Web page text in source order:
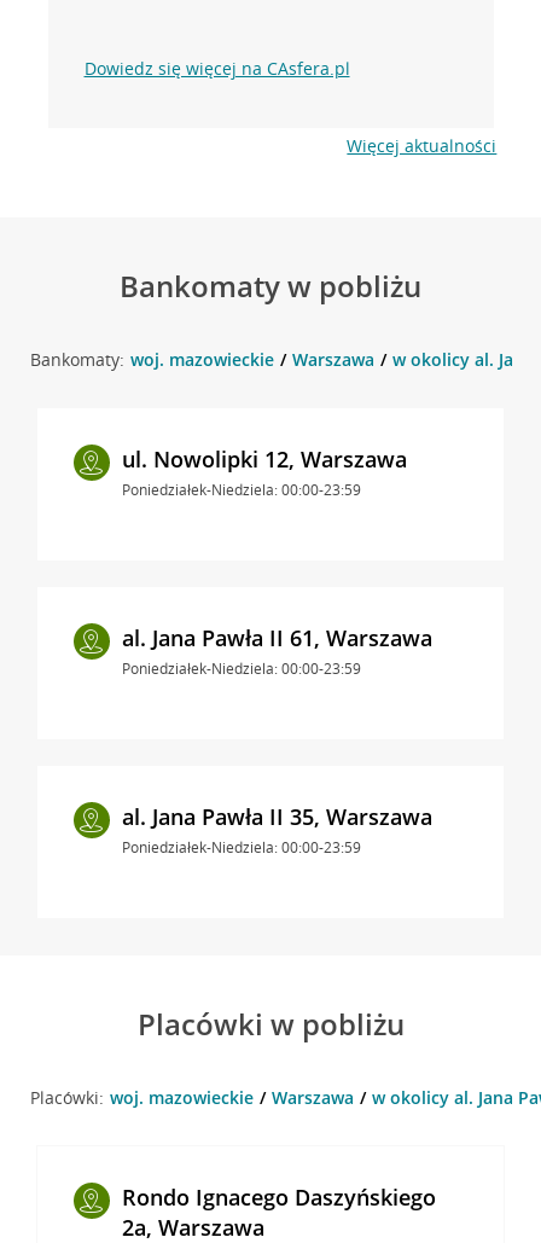
Dowiedz się więcej na CAsfera.pl
Więcej aktualności
Bankomaty w pobliżu
Bankomaty: woj. mazowieckie Warszawa w okolicy al. Jana
ul. Nowolipki 12, Warszawa
Poniedziałek-Niedziela: 00:00-23:59
al. Jana Pawła II 61, Warszawa
Poniedziałek-Niedziela: 00:00-23:59
al. Jana Pawła II 35, Warszawa
Poniedziałek-Niedziela: 00:00-23:59
Placówki w pobliżu
Placówki: woj. mazowieckie Warszawa w okolicy al. Jana
Rondo Ignacego Daszyńskiego
2a, Warszawa